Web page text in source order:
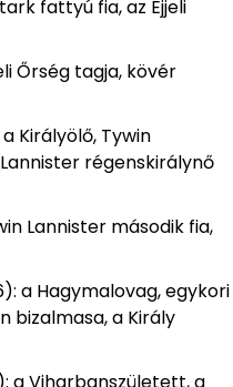
fattyú fia, az Éjjeli
Őrség tagja, kövér
Királyölő, Tywin
régenskirálynő
Lannister második fia,
a Hagymalovag, egykori
bizalmasa, a Király